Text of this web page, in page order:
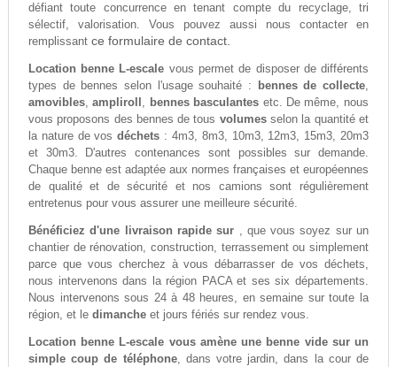
défiant toute concurrence en tenant compte du recyclage, tri
sélectif, valorisation. Vous pouvez aussi nous contacter en
remplissant ce formulaire de contact.
Location benne L-escale vous permet de disposer de différents
types de bennes selon l'usage souhaité :
bennes de collecte,
amovibles,ampliroll , bennes basculantes etc. De même, nous
vous proposons des bennes de tous volumesselon la quantité et
la nature de vosdéchets : 4m3, 8m3, 10m3, 12m3, 15m3, 20m3
et 30m3. D'autres contenances sont possibles sur demande.
Chaque benne est adaptée aux normes françaises et européennes
de qualité et de sécurité et nos camions sont régulièrement
entretenus pour vous assurer une meilleure sécurité.
Bénéficiez d'une livraison rapide sur , que vous soyez sur un
chantier de rénovation, construction, terrassement ou simplement
parce que vous cherchez à vous débarrasser de vos déchets,
nous intervenons dans la région PACA et ses six départements.
Nous intervenons sous 24 à 48 heures, en semaine sur toute la
région, et le dimancheet jours fériés sur rendez vous.
Location benne L-escale vous amène une benne vide sur un
simple coup de téléphone, dans votre jardin, dans la cour de